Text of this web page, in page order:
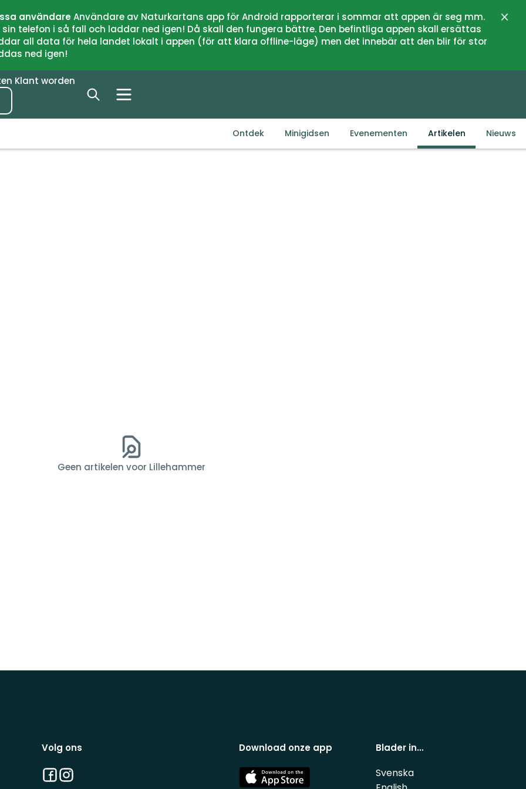
användareAnvändare av Naturkartans app för Android rapporterar i sommar att appen är seg mm.
telefon i så fall och laddar ned igen! Då skall den fungera bättre. Den befintliga appen skall ersättas
all data för hela landet lokalt i appen (för att klara offline-läge) men det innebär att den blir för stor
ned igen!
Klant worden
Ontdek Minigidsen Evenementen Artikelen Nieuws
Geen artikelen voor Lillehammer
Volg ons
Facebook
Instagram
Download onze app
App
Store
Blader in…
Svenska